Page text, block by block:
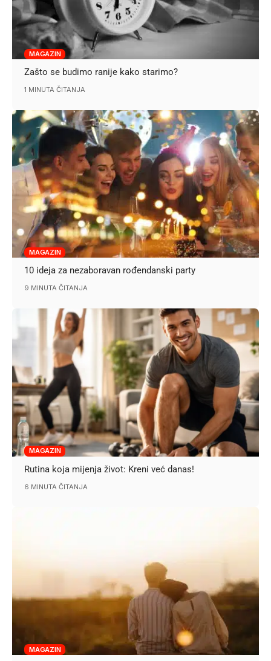
MAGAZIN
Zašto se budimo ranije kako starimo?
1 MINUTA ČITANJA
MAGAZIN
10 ideja za nezaboravan rođendanski party
9 MINUTA ČITANJA
MAGAZIN
Rutina koja mijenja život: Kreni već danas!
6 MINUTA ČITANJA
MAGAZIN